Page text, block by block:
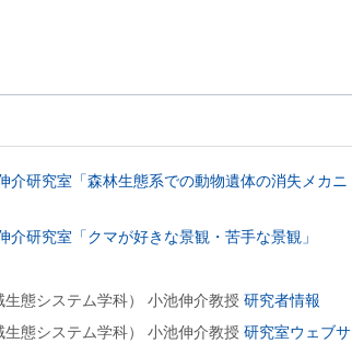
研究室「森林生態系での動物遺体の消失メカニ
研究室「クマが好きな景観・苦手な景観」
生態システム学科） 小池伸介教授研究者情報
生態システム学科） 小池伸介教授研究室ウェブサ